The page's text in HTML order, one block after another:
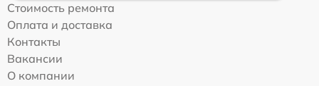
Стоимость ремонта
Оплата и доставка
Контакты
Вакансии
О компании